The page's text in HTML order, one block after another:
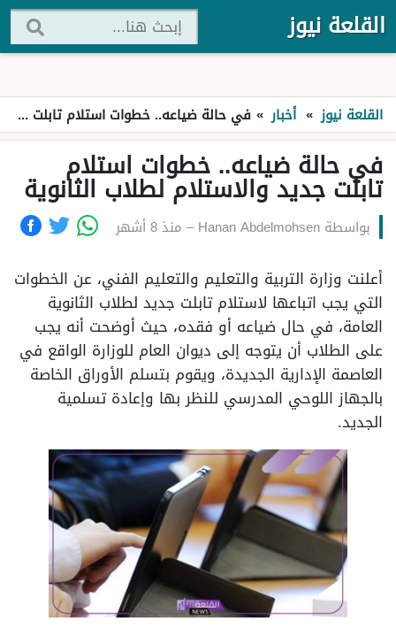
القلعة نيوز
القلعة نيوز » أخبار » في حالة ضياعه.. خطوات استلام تابلت جديد والاستلام لطلاب الثانوية
في حالة ضياعه.. خطوات استلام
تابلت جديد والاستلام لطلاب الثانوية
بواسطة Hanan Abdelmohsen
– منذ 8 أشهر
أعلنت وزارة التربية والتعليم والتعليم الفني، عن الخطوات
التي يجب اتباعها لاستلام تابلت جديد لطلاب الثانوية
العامة، في حال ضياعه أو فقده، حيث أوضحت أنه يجب
على الطلاب أن يتوجه إلى ديوان العام للوزارة الواقع في
العاصمة الإدارية الجديدة، ويقوم بتسلم الأوراق الخاصة
بالجهاز اللوحي المدرسي للنظر بها وإعادة تسلمية
الجديد.